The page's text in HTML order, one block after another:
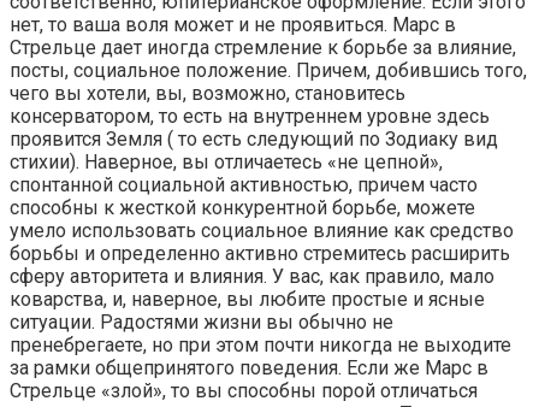
нет, то ваша воля может и не проявиться. Марс в
Стрельце дает иногда стремление к борьбе за влияние,
посты, социальное положение. Причем, добившись того,
чего вы хотели, вы, возможно, становитесь
консерватором, то есть на внутреннем уровне здесь
проявится Земля ( то есть следующий по Зодиаку вид
стихии). Наверное, вы отличаетесь «не цепной»,
спонтанной социальной активностью, причем часто
способны к жесткой конкурентной борьбе, можете
умело использовать социальное влияние как средство
борьбы и определенно активно стремитесь расширить
сферу авторитета и влияния. У вас, как правило, мало
коварства, и, наверное, вы любите простые и ясные
ситуации. Радостями жизни вы обычно не
пренебрегаете, но при этом почти никогда не выходите
за рамки общепринятого поведения. Если же Марс в
Стрельце «злой», то вы способны порой отличаться